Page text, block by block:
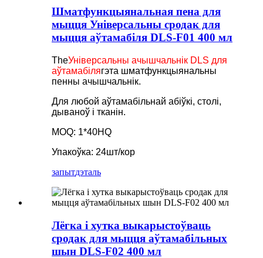
Шматфункцыянальная пена для
мыцця Універсальны сродак для
мыцця аўтамабіля DLS-F01 400 мл
TheУніверсальны ачышчальнік DLS для
аўтамабілягэта шматфункцыянальны
пенны ачышчальнік.
Для любой аўтамабільнай абіўкі, столі,
дываноў і тканін.
MOQ: 1*40HQ
Упакоўка: 24шт/кор
запытдэталь
Лёгка і хутка выкарыстоўваць
сродак для мыцця аўтамабільных
шын DLS-F02 400 мл